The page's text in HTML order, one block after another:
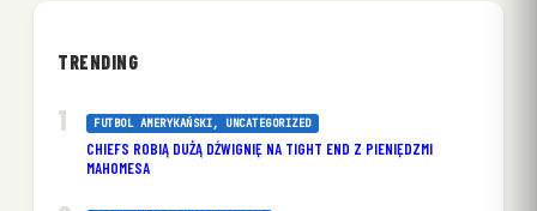
TRENDING
FUTBOL AMERYKAŃSKI, UNCATEGORIZED
CHIEFS ROBIĄ DUŻĄ DŹWIGNIĘ NA TIGHT END Z PIENIĘDZMI
MAHOMESA